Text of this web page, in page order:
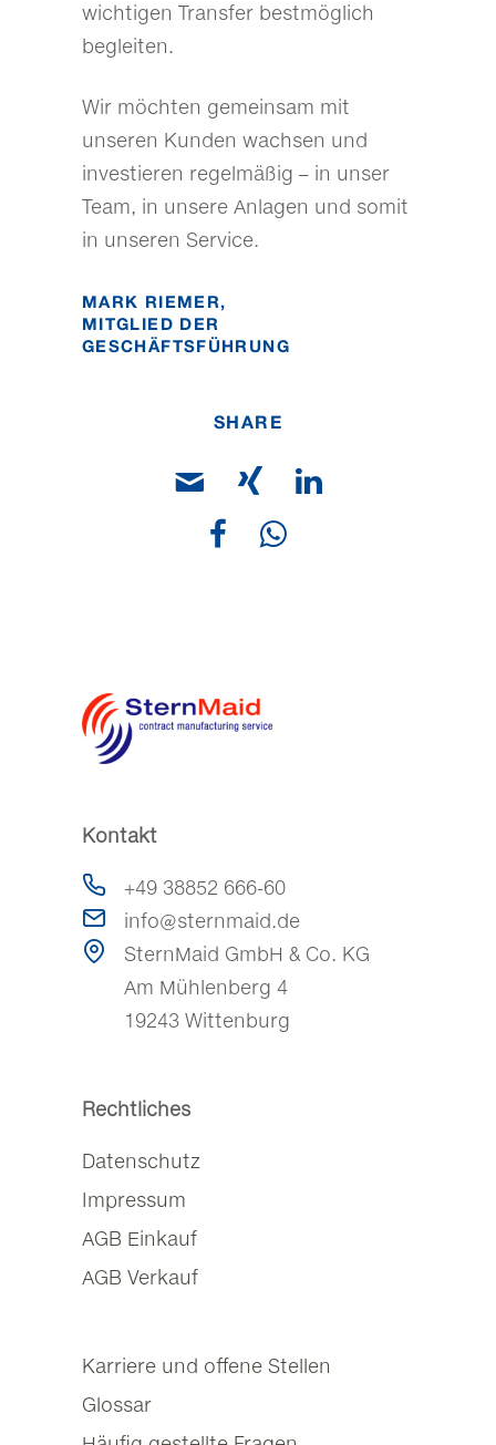
wichtigen Transfer bestmöglich
begleiten.
Wir möchten gemeinsam mit
unseren Kunden wachsen und
investieren regelmäßig – in unser
Team, in unsere Anlagen und somit
in unseren Service.
MARK RIEMER,
MITGLIED DER
GESCHÄFTSFÜHRUNG
SHARE
Kontakt
+49 38852 666-60
info@sternmaid.de
SternMaid GmbH & Co. KG
Am Mühlenberg 4
19243 Wittenburg
Rechtliches
Datenschutz
Impressum
AGB Einkauf
AGB Verkauf
Karriere und offene Stellen
Glossar